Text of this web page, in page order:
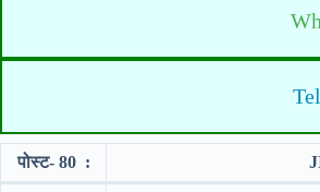
पोस्ट- 80 :